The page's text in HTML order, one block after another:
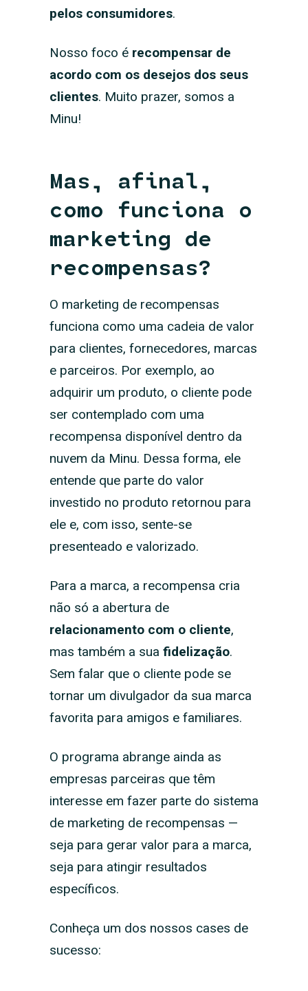
pelos consumidores.
Nosso foco érecompensar de
acordo com os desejos dos seus
clientes. Muito prazer, somos a
Minu!
Mas, afinal,
como funciona o
marketing de
recompensas?
O marketing de recompensas
funciona como uma cadeia de valor
para clientes, fornecedores, marcas
e parceiros. Por exemplo, ao
adquirir um produto, o cliente pode
ser contemplado com uma
recompensa disponível dentro da
nuvem da Minu. Dessa forma, ele
entende que parte do valor
investido no produto retornou para
ele e, com isso, sente-se
presenteado e valorizado.
Para a marca, a recompensa cria
não só a abertura de
relacionamento com o cliente,
mas também a sua fidelização.
Sem falar que o cliente pode se
tornar um divulgador da sua marca
favorita para amigos e familiares.
O programa abrange ainda as
empresas parceiras que têm
interesse em fazer parte do sistema
de marketing de recompensas —
seja para gerar valor para a marca,
seja para atingir resultados
específicos.
Conheça um dos nossos cases de
sucesso: